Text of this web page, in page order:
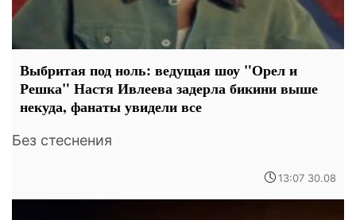
Выбритая под ноль: ведущая шоу "Орел и
Решка" Настя Ивлеева задерла бикини выше
некуда, фанаты увидели все
Без стеснения
13:07 30.08